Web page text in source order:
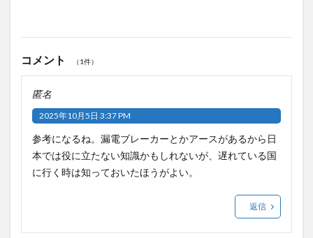
コメント （1件）
匿名
2025年10月5日 3:37 PM
参考になるね。漏電ブレーカーとかアースがあるから日
本では役に立たない知識かもしれないが、遅れている国
に行く時は知っておいたほうがよい。
返信